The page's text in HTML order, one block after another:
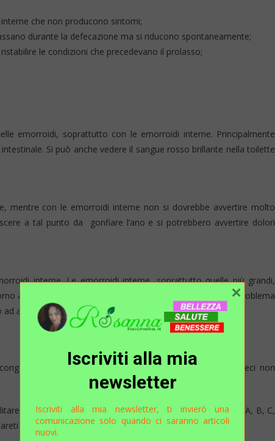
che non producono sintomi;
durante la defecazione ma si riducono spontaneamente;
le condizioni che precedevano il prolasso;
emorroidi, soprattutto con le emorroidi interne. Principalmente
Si può anche vedere il sangue rosso brillante nella toilette
mentre con le emorroidi interne non si dovrebbe avvertire molto
a tal punto da gonfiare l’ano e si potrebbero avvertire dolori
interne. Le emorroidi interne, soprattutto quelle più grandi,
alla zona anale e provoca prurito. Potrebbe essere un problema
alleviare l’irritazione e prurito.
ma che abbia un’evacuazione regolare con feci non
il transito intestinale. E’ importante l’apporto di vitamine A, B, C,
venose che nelle emorroidi diventano più fragili.
Iscriviti alla mia
newsletter
Iscriviti alla mia newsletter, ti invierò una
comunicazione solo quando ci saranno articoli
nuovi.
×